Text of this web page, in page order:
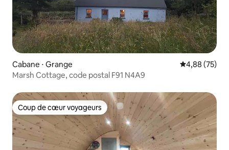
Cabane ⋅ Grange Évaluation
4,88 (75)
Marsh Cottage, code postal F91 N4A9
Coup de cœur voyageurs
Coup de cœur voyageurs